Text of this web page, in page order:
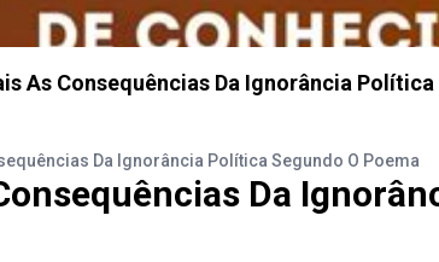
As Consequências Da Ignorância Política
Da Ignorância Política Segundo O Poema
Da